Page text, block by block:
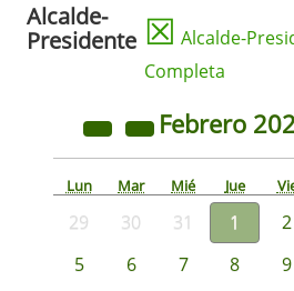
Alcalde-
Presidente ☒ Alcalde-
Completa
Febrero
Lun Mar Mié Jue
29 30 31 1 2
5
6 7 8 9